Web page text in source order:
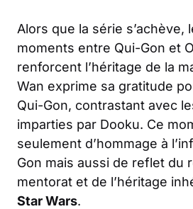
Alors que la série s’achève,
moments entre Qui-Gon et
renforcent l’héritage de la
Wan exprime sa gratitude
Qui-Gon, contrastant avec
imparties par Dooku. Ce
seulement d’hommage à
Gon mais aussi de reflet du
mentorat et de l’héritage
Star Wars.